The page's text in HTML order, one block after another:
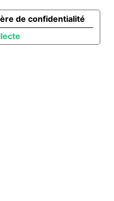
de confidentialité